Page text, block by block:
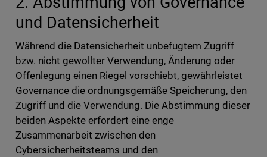
und Datensicherheit
Während die Datensicherheit unbefugtem Zugriff
bzw. nicht gewollter Verwendung, Änderung oder
Offenlegung einen Riegel vorschiebt, gewährleistet
Governance die ordnungsgemäße Speicherung, den
Zugriff und die Verwendung. Die Abstimmung dieser
beiden Aspekte erfordert eine enge
Zusammenarbeit zwischen den
Cybersicherheitsteams und den